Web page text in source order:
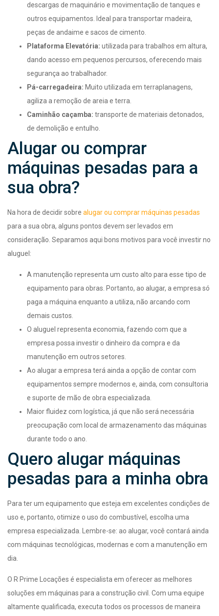
descargas de maquinário e movimentação de tanques e
outros equipamentos. Ideal para transportar madeira,
peças de andaime e sacos de cimento.
Plataforma Elevatória: utilizada para trabalhos em altura,
dando acesso em pequenos percursos, oferecendo mais
segurança ao trabalhador.
Pá-carregadeira: Muito utilizada em terraplanagens,
agiliza a remoção de areia e terra.
Caminhão caçamba: transporte de materiais detonados,
de demolição e entulho.
Alugar ou comprar
máquinas pesadas para a
sua obra?
Na hora de decidir sobre alugar ou comprar máquinas pesadas
para a sua obra, alguns pontos devem ser levados em
consideração. Separamos aqui bons motivos para você investir no
aluguel:
A manutenção representa um custo alto para esse tipo de
equipamento para obras. Portanto, ao alugar, a empresa só
paga a máquina enquanto a utiliza, não arcando com
demais custos.
O aluguel representa economia, fazendo com que a
empresa possa investir o dinheiro da compra e da
manutenção em outros setores.
Ao alugar a empresa terá ainda a opção de contar com
equipamentos sempre modernos e, ainda, com consultoria
e suporte de mão de obra especializada.
Maior fluidez com logística, já que não será necessária
preocupação com local de armazenamento das máquinas
durante todo o ano.
Quero alugar máquinas
pesadas para a minha obra
Para ter um equipamento que esteja em excelentes condições de
uso e, portanto, otimize o uso do combustível, escolha uma
empresa especializada. Lembre-se: ao alugar, você contará ainda
com máquinas tecnológicas, modernas e com a manutenção em
dia.
O R Prime Locações é especialista em oferecer as melhores
soluções em máquinas para a construção civil. Com uma equipe
altamente qualificada, executa todos os processos de maneira